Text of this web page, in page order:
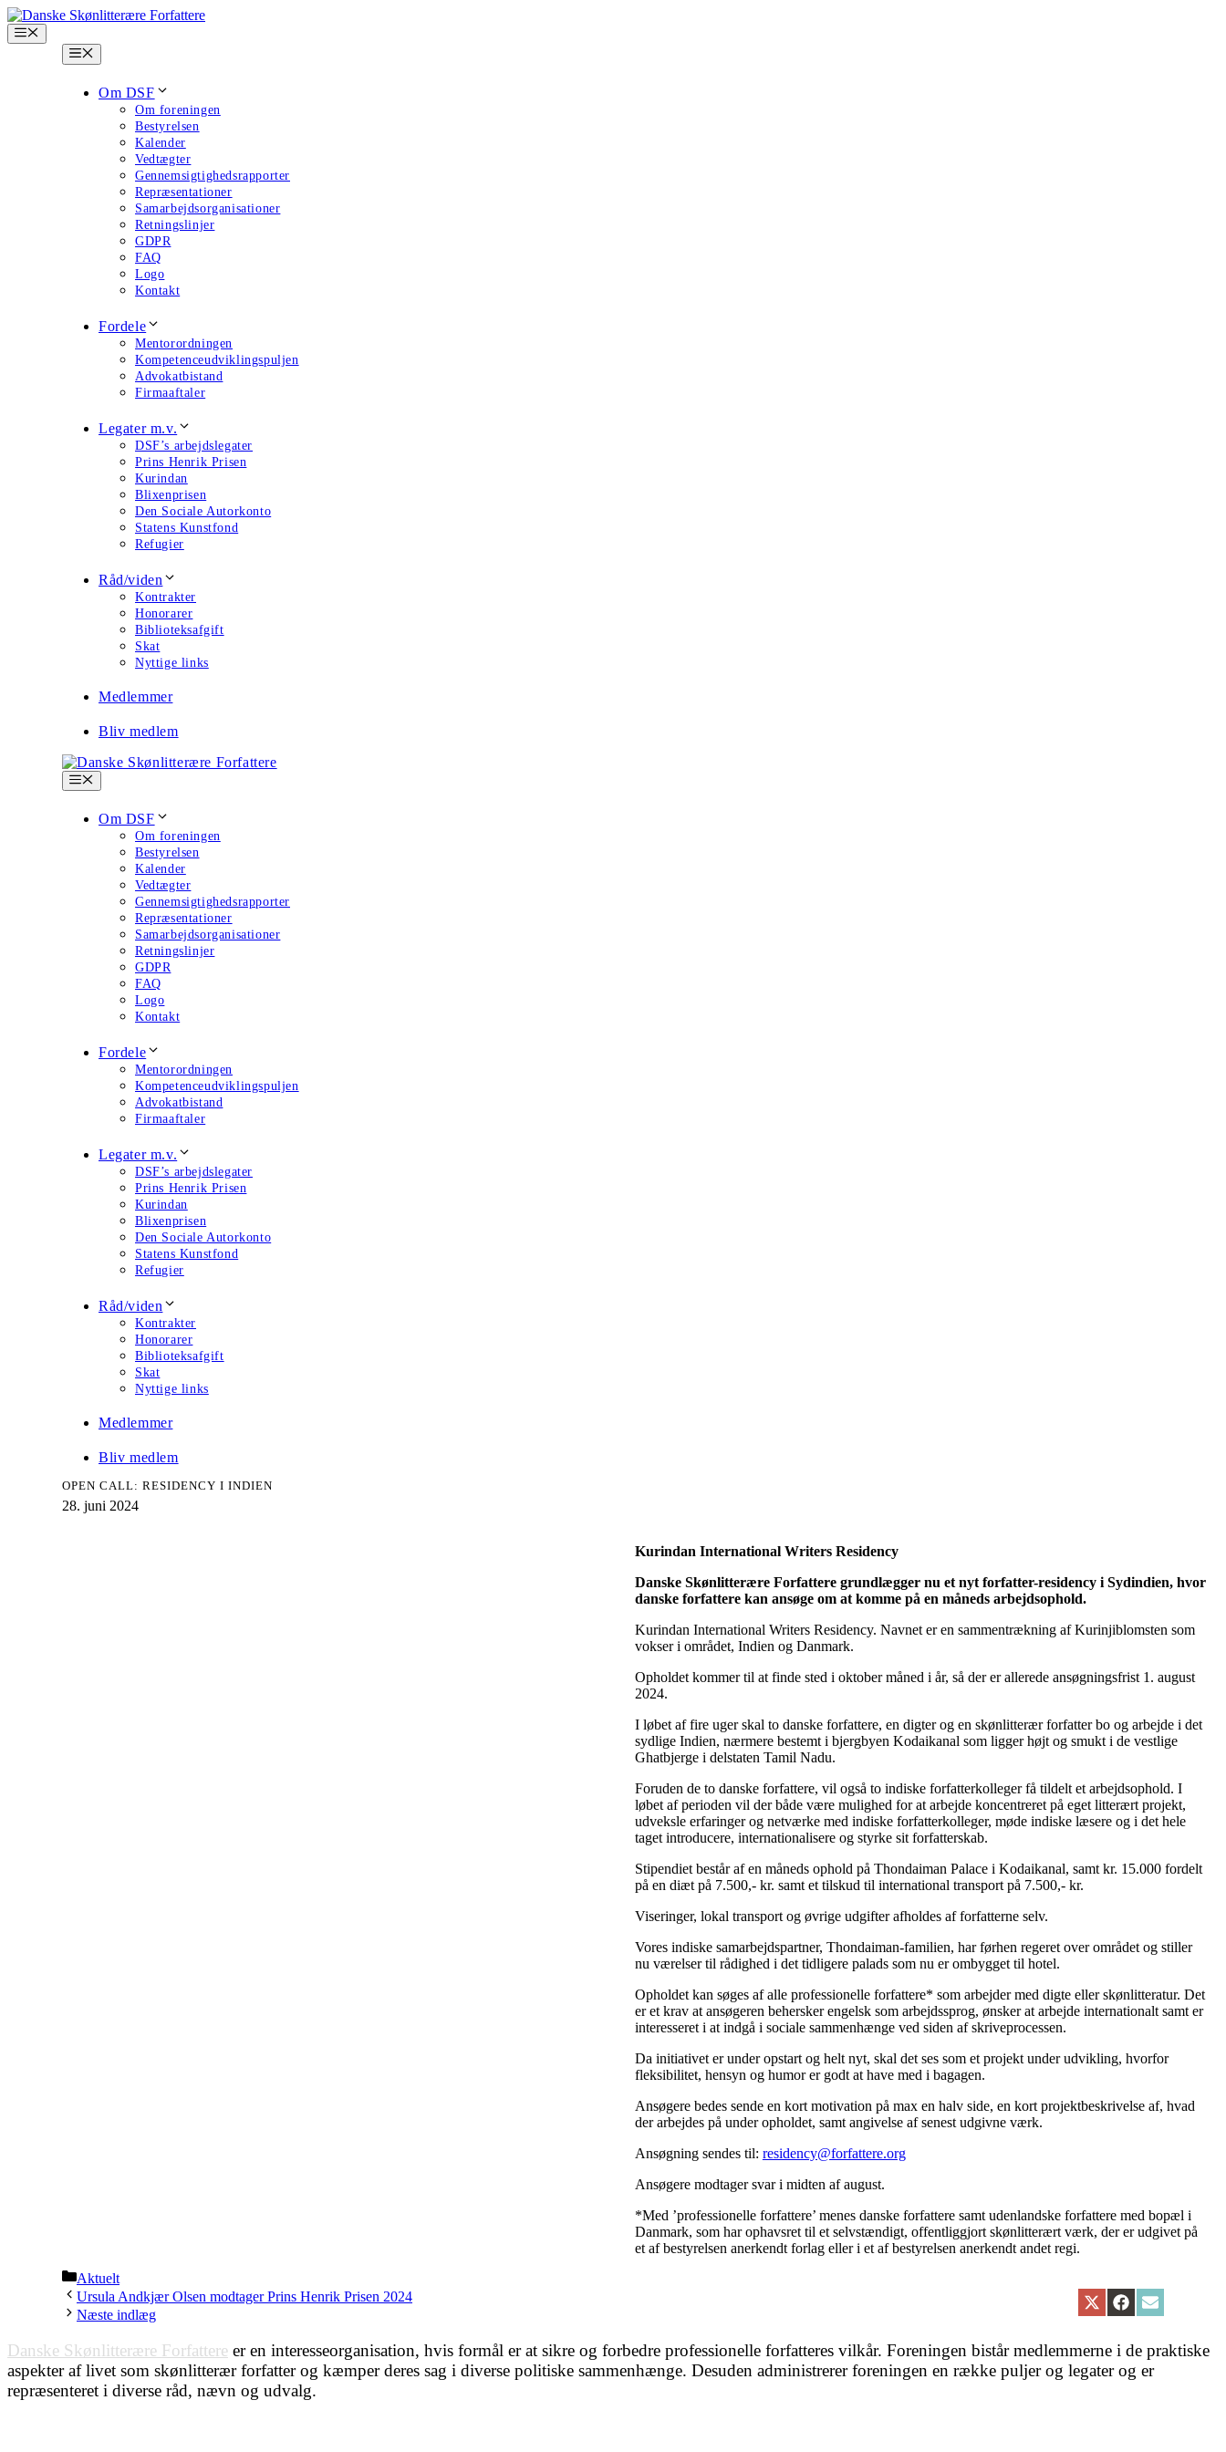
Hop
til
indhold
Menu
Menu
Om DSF
Om foreningen
Bestyrelsen
Kalender
Vedtægter
Gennemsigtighedsrapporter
Repræsentationer
Samarbejdsorganisationer
Retningslinjer
GDPR
FAQ
Logo
Kontakt
Fordele
Mentorordningen
Kompetenceudviklingspuljen
Advokatbistand
Firmaaftaler
Legater m.v.
DSF’s arbejdslegater
Prins Henrik Prisen
Kurindan
Blixenprisen
Den Sociale Autorkonto
Statens Kunstfond
Refugier
Råd/viden
Kontrakter
Honorarer
Biblioteksafgift
Skat
Nyttige links
Medlemmer
Bliv medlem
Menu
Om DSF
Om foreningen
Bestyrelsen
Kalender
Vedtægter
Gennemsigtighedsrapporter
Repræsentationer
Samarbejdsorganisationer
Retningslinjer
GDPR
FAQ
Logo
Kontakt
Fordele
Mentorordningen
Kompetenceudviklingspuljen
Advokatbistand
Firmaaftaler
Legater m.v.
DSF’s arbejdslegater
Prins Henrik Prisen
Kurindan
Blixenprisen
Den Sociale Autorkonto
Statens Kunstfond
Refugier
Råd/viden
Kontrakter
Honorarer
Biblioteksafgift
Skat
Nyttige links
Medlemmer
Bliv medlem
OPEN CALL: RESIDENCY I INDIEN
28. juni 2024
Kurindan International Writers Residency
Danske Skønlitterære Forfattere grundlægger nu et nyt forfatter-residency i Sydindien, hvor
danske forfattere kan ansøge om at komme på en måneds arbejdsophold.
Kurindan International Writers Residency. Navnet er en sammentrækning af Kurinjiblomsten som
vokser i området, Indien og Danmark.
Opholdet kommer til at finde sted i oktober måned i år, så der er allerede ansøgningsfrist 1. august
2024.
I løbet af fire uger skal to danske forfattere, en digter og en skønlitterær forfatter bo og arbejde i det
sydlige Indien, nærmere bestemt i bjergbyen Kodaikanal som ligger højt og smukt i de vestlige
Ghatbjerge i delstaten Tamil Nadu.
Foruden de to danske forfattere, vil også to indiske forfatterkolleger få tildelt et arbejdsophold. I
løbet af perioden vil der både være mulighed for at arbejde koncentreret på eget litterært projekt,
udveksle erfaringer og netværke med indiske forfatterkolleger, møde indiske læsere og i det hele
taget introducere, internationalisere og styrke sit forfatterskab.
Stipendiet består af en måneds ophold på Thondaiman Palace i Kodaikanal, samt kr. 15.000 fordelt
på en diæt på 7.500,- kr. samt et tilskud til international transport på 7.500,- kr.
Viseringer, lokal transport og øvrige udgifter afholdes af forfatterne selv.
Vores indiske samarbejdspartner, Thondaiman-familien, har førhen regeret over området og stiller
nu værelser til rådighed i det tidligere palads som nu er ombygget til hotel.
Opholdet kan søges af alle professionelle forfattere* som arbejder med digte eller skønlitteratur. Det
er et krav at ansøgeren behersker engelsk som arbejdssprog, ønsker at arbejde internationalt samt er
interesseret i at indgå i sociale sammenhænge ved siden af skriveprocessen.
Da initiativet er under opstart og helt nyt, skal det ses som et projekt under udvikling, hvorfor
fleksibilitet, hensyn og humor er godt at have med i bagagen.
Ansøgere bedes sende en kort motivation på max en halv side, en kort projektbeskrivelse af, hvad
der arbejdes på under opholdet, samt angivelse af senest udgivne værk.
Ansøgning sendes til: residency@forfattere.org
Ansøgere modtager svar i midten af august.
*Med ’professionelle forfattere’ menes danske forfattere samt udenlandske forfattere med bopæl i
Danmark, som har ophavsret til et selvstændigt, offentliggjort skønlitterært værk, der er udgivet på
et af bestyrelsen anerkendt forlag eller i et af bestyrelsen anerkendt andet regi.
Share
(Twitter)
ShareShare
Kategorier
Aktuelt
Ursula Andkjær Olsen modtager Prins Henrik Prisen 2024
Næste indlæg
Danske Skønlitterære Forfattere er en interesseorganisation, hvis formål er at sikre og forbedre professionelle forfatteres vilkår. Foreningen bistår medlemmerne i de praktiske
aspekter af livet som skønlitterær forfatter og kæmper deres sag i diverse politiske sammenhænge. Desuden administrerer foreningen en række puljer og legater og er
repræsenteret i diverse råd, nævn og udvalg.